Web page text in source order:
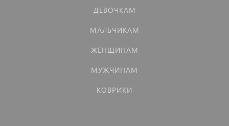
ДЕВОЧКАМ
МАЛЬЧИКАМ
ЖЕНЩИНАМ
МУЖЧИНАМ
КОВРИКИ